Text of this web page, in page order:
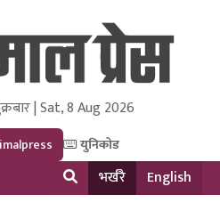
and Research Pvt Ltd.
| Sat, 8 Aug 2026
युनिकोड
भर्खरै English